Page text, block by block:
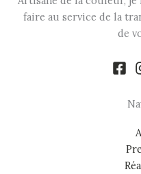
faire au service de la
de